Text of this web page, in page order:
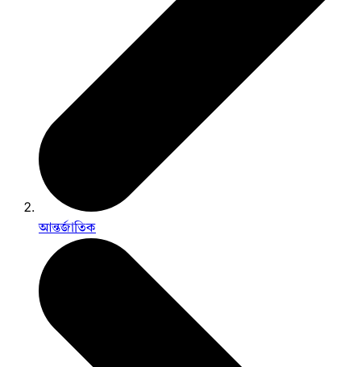
আন্তর্জাতিক